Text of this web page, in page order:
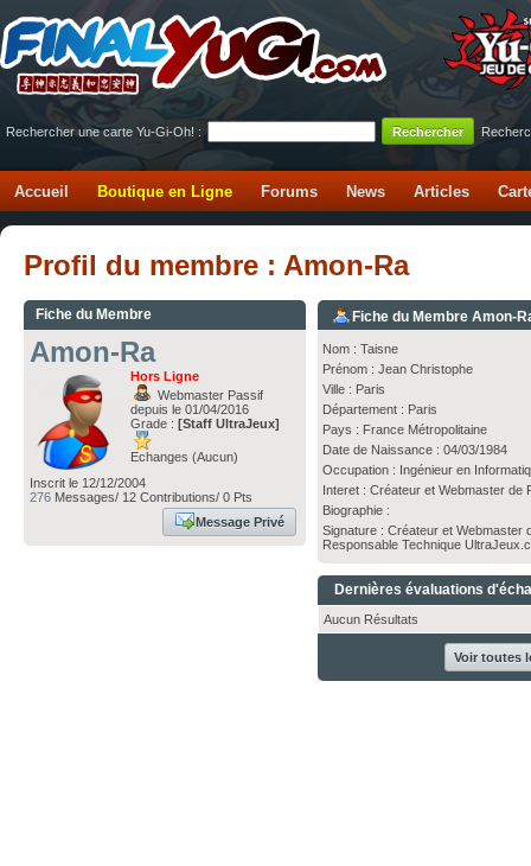
Rechercher une carte Yu-Gi-Oh! :
Accueil Boutique en Ligne Forums News Articles
Profil du membre : Amon-Ra
Fiche du Membre
Amon-Ra
Hors Ligne
Webmaster Passif
depuis le 01/04/2016
Grade : [Staff UltraJeux]
Echanges (Aucun)
Inscrit le 12/12/2004
276 Messages/ 12 Contributions/ 0 Pts
Message Privé
Fiche du Membre Amon-
Nom : Taisne
Prénom : Jean Christophe
Ville : Paris
Département : Paris
Pays : France Métropolitaine
Date de Naissance : 04/03/1984
Occupation : Ingénieur en
Interet : Créateur et Webmaster de
Biographie :
Signature : Créateur et Webmaster
Responsable Technique
Dernières évaluations
Aucun Résultats
Voir toutes